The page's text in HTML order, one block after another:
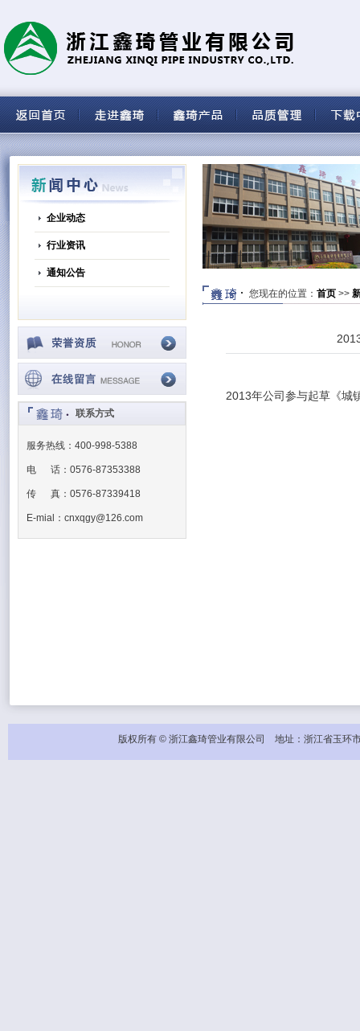
企业动态
行业资讯
通知公告
联系方式
服务热线：400-998-5388
电 话：0576-87353388
传 真：0576-87339418
E-mial：cnxqgy@126.com
您现在的位置： 首页 >>
2013年公司参与起草《城
版权所有 © 浙江鑫琦管业有限公司 地址：浙江省玉